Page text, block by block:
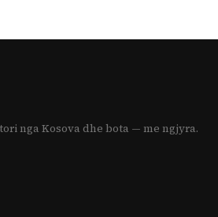
nga Kosova dhe bota — me ngjyra.